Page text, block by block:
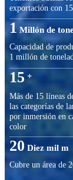
exportación con
1 Millón de
Capacidad de
1 millón de
15 +
Más de 15 líneas
las categorías de
por inmersión en
color
20 Diez mil m
Cubre un área de